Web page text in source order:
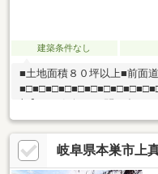
建築条件なし
■土地面積８０坪以上■前面
黄色い看板・黄色い車を見
濃善不動産です！岐阜を知
土地探しも住まい探しも建
■売買保有物件1000件以上！
岐阜県本巣市上